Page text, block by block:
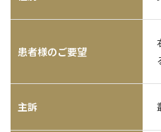
患者様のご要望
主訴